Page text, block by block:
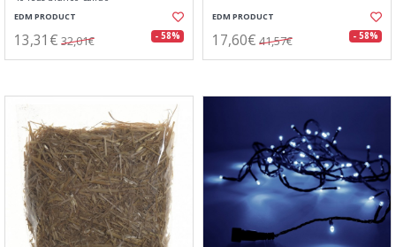
EDM PRODUCT
13,31€ 32,01€ - 58%
EDM PRODUCT
17,60€ 41,57€ - 58%